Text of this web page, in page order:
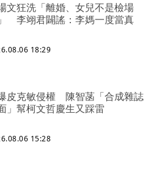
文狂洗「離婚、女兒不是檢場
李翊君闢謠：李媽一度當真
18:29
皮克敏侵權 陳智菡「合成雜誌
」幫柯文哲慶生又踩雷
15:28